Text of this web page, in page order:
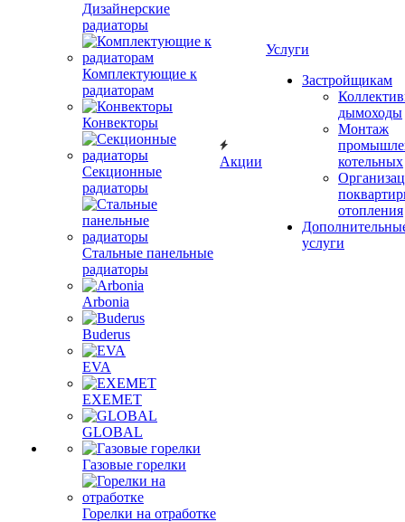
Дизайнерские
радиаторы
Комплектующие к
радиаторам
Конвекторы
Секционные
радиаторы
Стальные панельные
радиаторы
Arbonia
Buderus
EVA
EXEMET
GLOBAL
Газовые горелки
Горелки на отработке
Акции
Услуги
Застройщикам
дымоходы
Монтаж
котельных
отопления
услуги